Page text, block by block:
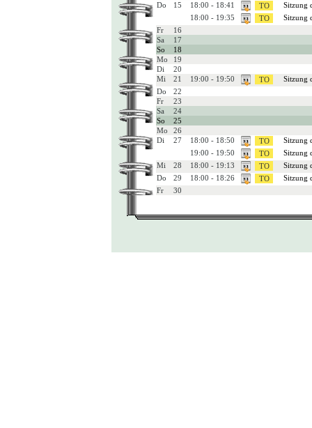
Do
15 18:00 - 18:41
Sitzung
18:00 - 19:35
Sitzung
Fr
16
Sa
17
So
18
Mo
19
Di
20
Mi
21 19:00 - 19:50
Sitzung
Do
22
Fr
23
Sa
24
So
25
Mo
26
Di
27 18:00 - 18:50
Sitzung
19:00 - 19:50
Sitzung
Mi
28 18:00 - 19:13
Sitzung
Do
29 18:00 - 18:26
Sitzung
Fr
30